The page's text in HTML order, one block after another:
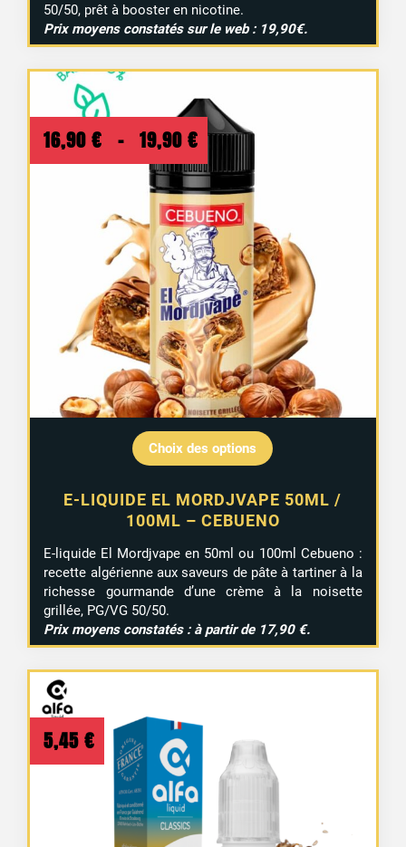
50/50, prêt à booster en nicotine.
Prix moyens constatés sur le web : 19,90€.
Choix des options
E-LIQUIDE EL MORDJVAPE 50ML /
100ML – CEBUENO
16,90 € – 19,90 € Plage
de
prix :
16,90 €
à
19,90 €
E-liquide El Mordjvape en 50ml ou 100ml Cebueno :
recette algérienne aux saveurs de pâte à tartiner à la
richesse gourmande d’une crème à la noisette
grillée, PG/VG 50/50.
Prix moyens constatés : à partir de 17,90 €.
5,45 €